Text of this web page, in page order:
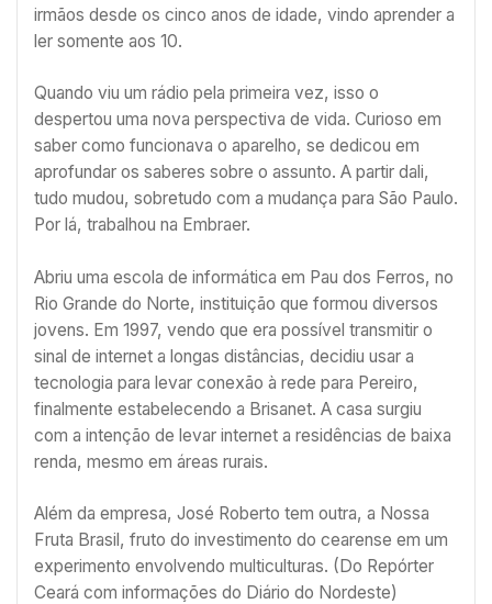
irmãos desde os cinco anos de idade, vindo aprender a
ler somente aos 10.
Quando viu um rádio pela primeira vez, isso o
despertou uma nova perspectiva de vida. Curioso em
saber como funcionava o aparelho, se dedicou em
aprofundar os saberes sobre o assunto. A partir dali,
tudo mudou, sobretudo com a mudança para São Paulo.
Por lá, trabalhou na Embraer.
Abriu uma escola de informática em Pau dos Ferros, no
Rio Grande do Norte, instituição que formou diversos
jovens. Em 1997, vendo que era possível transmitir o
sinal de internet a longas distâncias, decidiu usar a
tecnologia para levar conexão à rede para Pereiro,
finalmente estabelecendo a Brisanet. A casa surgiu
com a intenção de levar internet a residências de baixa
renda, mesmo em áreas rurais.
Além da empresa, José Roberto tem outra, a Nossa
Fruta Brasil, fruto do investimento do cearense em um
experimento envolvendo multiculturas. (Do Repórter
Ceará com informações do Diário do Nordeste)